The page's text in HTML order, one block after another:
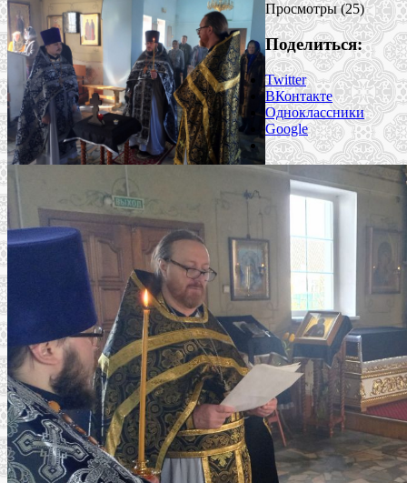
Просмотры (25)
Поделиться:
Twitter
ВКонтакте
Одноклассники
Google